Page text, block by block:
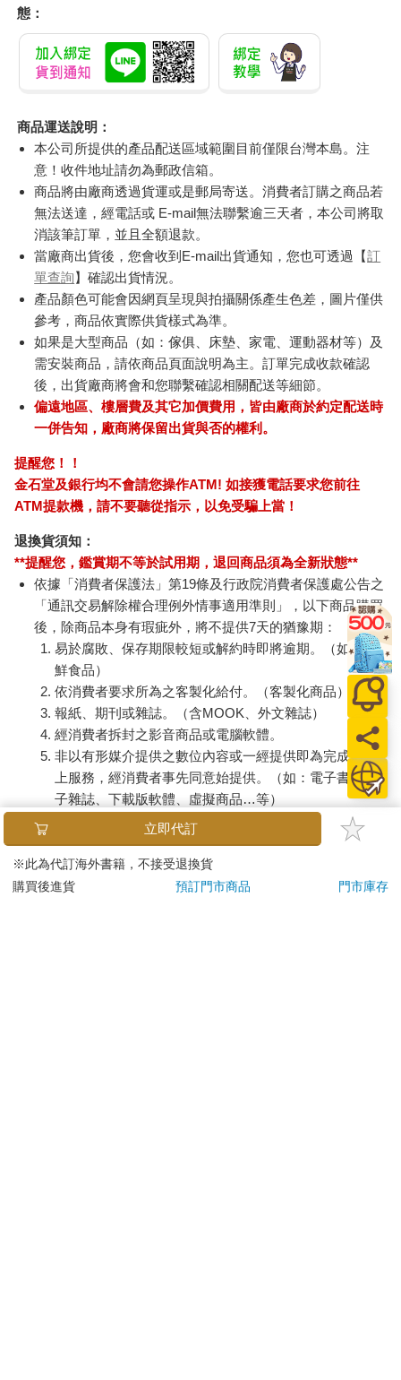
態：
商品運送說明：
本公司所提供的產品配送區域範圍目前僅限台灣本島。注
意！收件地址請勿為郵政信箱。
商品將由廠商透過貨運或是郵局寄送。消費者訂購之商品若
無法送達，經電話或 E-mail無法聯繫逾三天者，本公司將取
消該筆訂單，並且全額退款。
當廠商出貨後，您會收到E-mail出貨通知，您也可透過【訂
單查詢】確認出貨情況。
產品顏色可能會因網頁呈現與拍攝關係產生色差，圖片僅供
參考，商品依實際供貨樣式為準。
如果是大型商品（如：傢俱、床墊、家電、運動器材等）及
需安裝商品，請依商品頁面說明為主。訂單完成收款確認
後，出貨廠商將會和您聯繫確認相關配送等細節。
偏遠地區、樓層費及其它加價費用，皆由廠商於約定配送時
一併告知，廠商將保留出貨與否的權利。
提醒您！！
金石堂及銀行均不會請您操作ATM! 如接獲電話要求您前往
ATM提款機，請不要聽從指示，以免受騙上當！
退換貨須知：
**提醒您，鑑賞期不等於試用期，退回商品須為全新狀態**
依據「消費者保護法」第19條及行政院消費者保護處公告之
「通訊交易解除權合理例外情事適用準則」，以下商品購買
後，除商品本身有瑕疵外，將不提供7天的猶豫期：
易於腐敗、保存期限較短或解約時即將逾期。（如：生
鮮食品）
依消費者要求所為之客製化給付。（客製化商品）
報紙、期刊或雜誌。（含MOOK、外文雜誌）
經消費者拆封之影音商品或電腦軟體。
非以有形媒介提供之數位內容或一經提供即為完成之線
上服務，經消費者事先同意始提供。（如：電子書、電
子雜誌、下載版軟體、虛擬商品…等）
已拆封之個人衛生用品。（如：內衣褲、刮鬍刀、除毛
若非上列種類商品，均享有到貨7天的猶豫期（含例假
日）。
立即代訂
※此為代訂海外書籍，不接受退換貨
購買後進貨
預訂門市商品 門市庫存